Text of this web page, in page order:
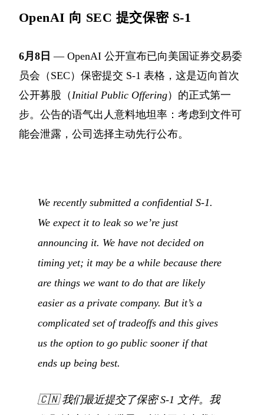
OpenAI 向 SEC 提交保密 S-1
6月8日 — OpenAI 公开宣布已向美国证券交易委
员会（SEC）保密提交 S-1 表格，这是迈向首次
公开募股（ Initial Public Offering）的正式第一
步。公告的语气出人意料地坦率：考虑到文件可
能会泄露，公司选择主动先行公布。
We recently submitted a confidential S-1.
We expect it to leak so we’re just
announcing it. We have not decided on
timing yet; it may be a while because there
are things we want to do that are likely
easier as a private company. But it’s a
complicated set of tradeoffs and this gives
us the option to go public sooner if that
ends up being best.
🇨🇳我们最近提交了保密 S-1 文件。我